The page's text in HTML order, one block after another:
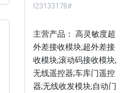
13823133178#
主营产品： 高灵敏度超
外差接收模块;超外差接
收模块;滚动码接收模块;
无线遥控器;车库门遥控
器;无线收发模块;自动门